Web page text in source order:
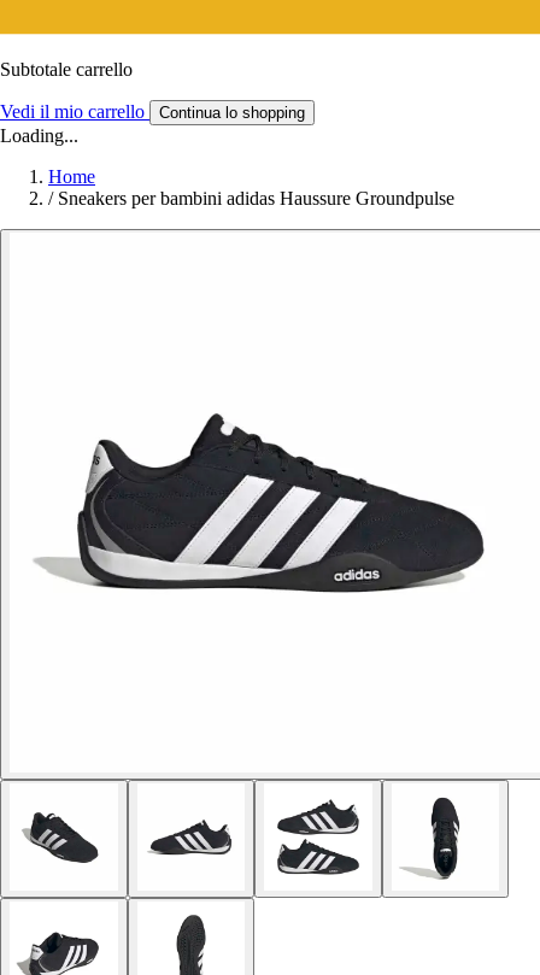
Subtotale carrello
Vedi il mio carrello Continua lo shopping
Loading...
Home
/ Sneakers per bambini adidas Haussure Groundpulse